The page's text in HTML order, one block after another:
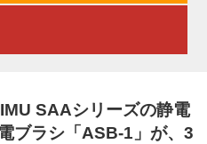
SAAシリーズの静電
ブラシ「ASB-1」が、3